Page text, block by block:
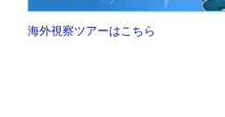
海外視察ツアーはこちら